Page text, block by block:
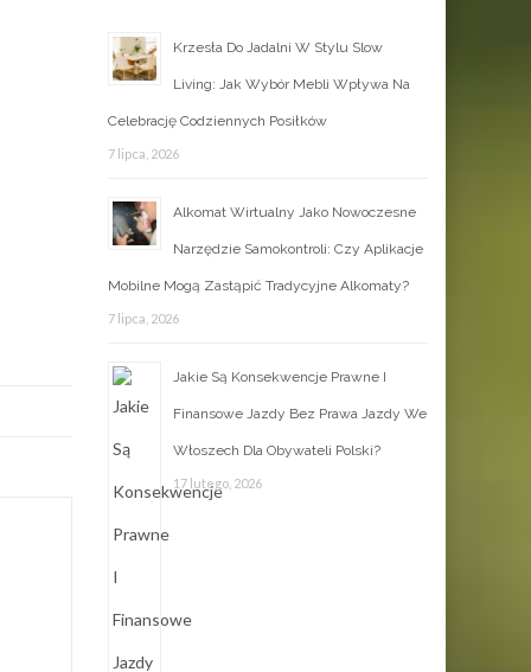
Krzesła Do Jadalni W Stylu Slow
Living: Jak Wybór Mebli Wpływa Na
Celebrację Codziennych Posiłków
7 lipca, 2026
Alkomat Wirtualny Jako Nowoczesne
Narzędzie Samokontroli: Czy Aplikacje
Mobilne Mogą Zastąpić Tradycyjne Alkomaty?
7 lipca, 2026
Jakie Są Konsekwencje Prawne I
Finansowe Jazdy Bez Prawa Jazdy We
Włoszech Dla Obywateli Polski?
17 lutego, 2026